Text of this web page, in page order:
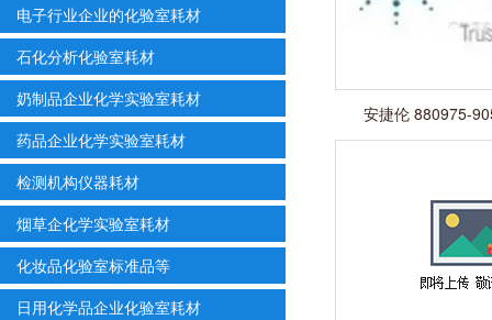
电子行业企业的化验室耗材
石化分析化验室耗材
奶制品企业化学实验室耗材
药品企业化学实验室耗材
检测机构仪器耗材
烟草企化学实验室耗材
化妆品化验室标准品等
日用化学品企业化验室耗材
安捷伦 880975-